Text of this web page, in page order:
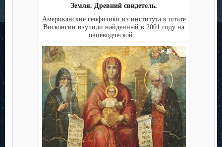
Земля. Древний свидетель.
Американские геофизики из института в штате
Висконсин изучили найденный в 2001 году на
овцеводческой...